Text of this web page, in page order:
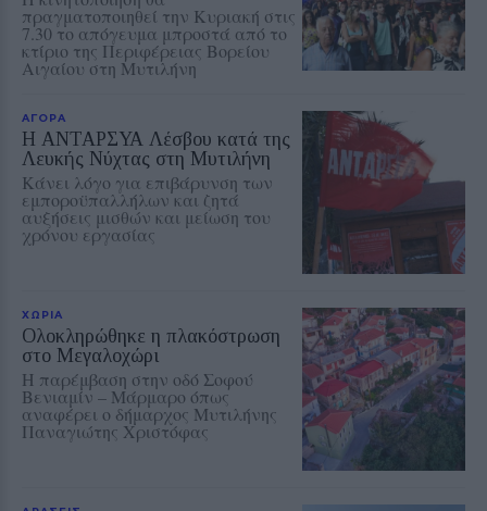
πραγματοποιηθεί την Κυριακή στις
7.30 το απόγευμα μπροστά από το
κτίριο της Περιφέρειας Βορείου
Αιγαίου στη Μυτιλήνη
ΑΓΟΡΑ
Η ΑΝΤΑΡΣΥΑ Λέσβου κατά της
Λευκής Νύχτας στη Μυτιλήνη
Κάνει λόγο για επιβάρυνση των
εμποροϋπαλλήλων και ζητά
αυξήσεις μισθών και μείωση του
χρόνου εργασίας
ΧΩΡΙΑ
Ολοκληρώθηκε η πλακόστρωση
στο Μεγαλοχώρι
Η παρέμβαση στην οδό Σοφού
Βενιαμίν – Μάρμαρο όπως
αναφέρει ο δήμαρχος Μυτιλήνης
Παναγιώτης Χριστόφας